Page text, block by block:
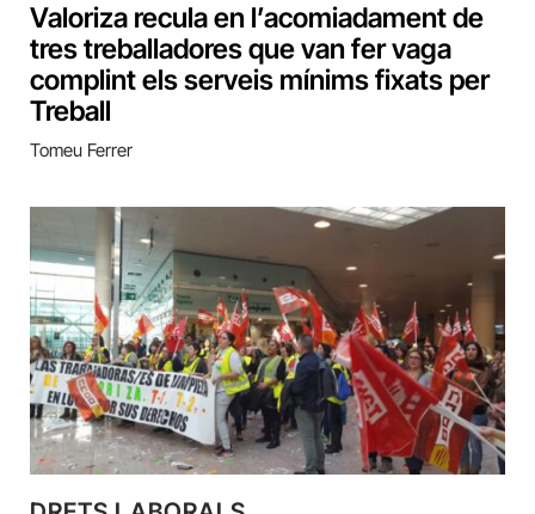
Valoriza recula en l’acomiadament de
tres treballadores que van fer vaga
complint els serveis mínims fixats per
Treball
Tomeu Ferrer